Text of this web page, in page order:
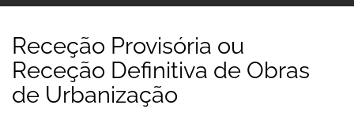
Receção Provisória ou
Receção Definitiva de Obras
de Urbanização